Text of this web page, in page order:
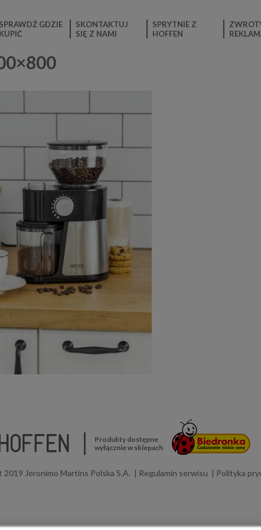
SPRAWDŹ GDZIE
KUPIĆ
SKONTAKTUJ
SIĘ Z NAMI
SPRYTNIE Z
HOFFEN
Produkty dostępne
wyłącznie w sklepach
2019 Jeronimo Martins Polska S.A. Regulamin serwisu Polityka